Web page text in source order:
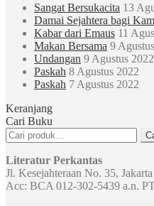
Sangat Bersukacita 13
Damai Sejahtera bagi
Kabar dari Emaus 11
Makan Bersama 9
Undangan 9 Agustus 2022
Paskah 8 Agustus 2022
Paskah 7 Agustus 2022
Keranjang
Cari Buku
Pencarian
untuk:
Literatur Perkantas
Jl. Kesejahteraan No. 35,
Acc: BCA 012-302-5439 a.n.